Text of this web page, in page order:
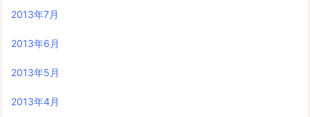
2013年7月
2013年6月
2013年5月
2013年4月